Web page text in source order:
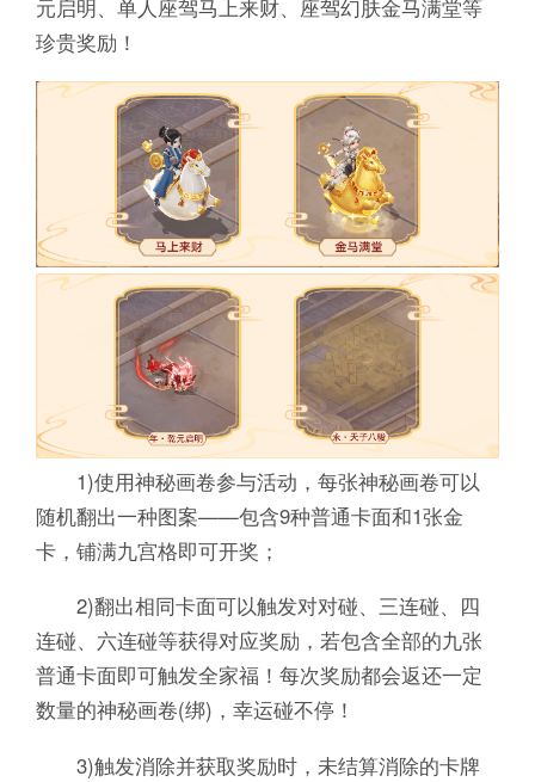
元启明、单人座驾马上来财、座驾幻肤金马满堂等
珍贵奖励！
1)使用神秘画卷参与活动，每张神秘画卷可以
随机翻出一种图案——包含9种普通卡面和1张金
卡，铺满九宫格即可开奖；
2)翻出相同卡面可以触发对对碰、三连碰、四
连碰、六连碰等获得对应奖励，若包含全部的九张
普通卡面即可触发全家福！每次奖励都会返还一定
数量的神秘画卷(绑)，幸运碰不停！
3)触发消除并获取奖励时，未结算消除的卡牌